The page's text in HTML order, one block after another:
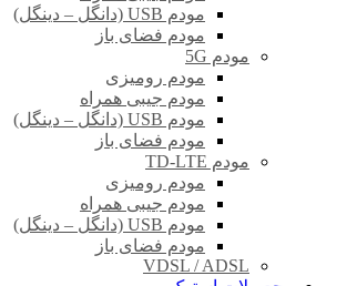
مودم USB (دانگل – دینگل)
مودم فضای باز
مودم 5G
مودم رومیزی
مودم جیبی همراه
مودم USB (دانگل – دینگل)
مودم فضای باز
مودم TD-LTE
مودم رومیزی
مودم جیبی همراه
مودم USB (دانگل – دینگل)
مودم فضای باز
VDSL / ADSL